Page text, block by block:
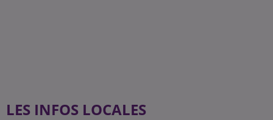
LES INFOS LOCALES